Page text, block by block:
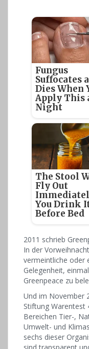
Fungus
Suffocates
Dies When
Apply This
Night
The Stool
Fly Out
You Drink
Before Bed
2011 schrieb
In der
vermeintliche oder
Gelegenheit,
Greenpeace zu
Und im November
Stiftung Warentest
Bereichen Tier-,
Umwelt- und
sechs dieser